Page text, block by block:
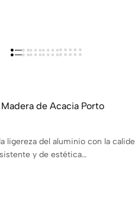
de Acacia Porto
ligereza del aluminio con la
y de estética…